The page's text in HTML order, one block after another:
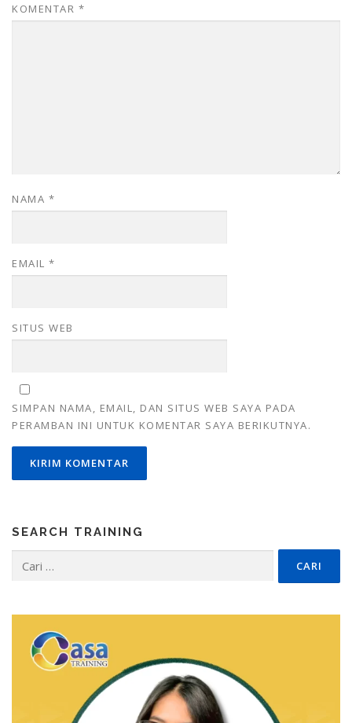
KOMENTAR *
NAMA *
EMAIL *
SITUS WEB
SIMPAN NAMA, EMAIL, DAN SITUS WEB SAYA PADA
PERAMBAN INI UNTUK KOMENTAR SAYA BERIKUTNYA.
SEARCH TRAINING
untuk: